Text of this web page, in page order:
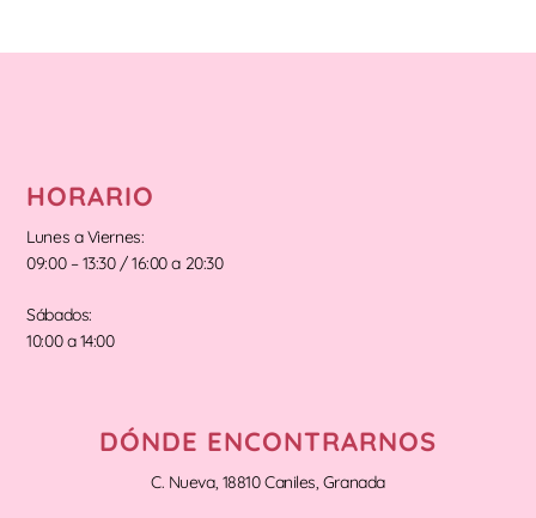
HORARIO
Lunes a Viernes:
09:00 – 13:30 / 16:00 a 20:30
Sábados:
10:00 a 14:00
DÓNDE ENCONTRARNOS
C. Nueva, 18810 Caniles, Granada